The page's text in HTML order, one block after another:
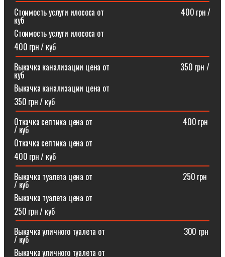
Стоимость услуги илососа от⠀⠀⠀⠀⠀⠀⠀⠀⠀⠀⠀⠀⠀400 грн /
куб
Стоимость услуги илососа от
400 грн / куб
Выкачка канализации цена от⠀⠀⠀⠀⠀⠀⠀⠀⠀⠀⠀⠀350 грн /
куб
Выкачка канализации цена от
350 грн / куб
Откачка септика цена от ⠀⠀⠀⠀⠀⠀⠀⠀⠀⠀⠀⠀⠀⠀⠀400 грн
/ куб
Откачка септика цена от
400 грн / куб
Выкачка туалета цена от ⠀⠀⠀⠀⠀⠀⠀⠀⠀⠀⠀⠀⠀⠀⠀250 грн
/ куб
Выкачка туалета цена от
250 грн / куб
Выкачка уличного туалета от ⠀⠀⠀⠀⠀⠀⠀⠀⠀⠀⠀⠀⠀300 грн
/ куб
Выкачка уличного туалета от